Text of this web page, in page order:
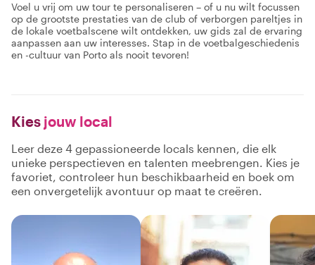
Voel u vrij om uw tour te personaliseren – of u nu wilt focussen
op de grootste prestaties van de club of verborgen pareltjes in
de lokale voetbalscene wilt ontdekken, uw gids zal de ervaring
aanpassen aan uw interesses. Stap in de voetbalgeschiedenis
en -cultuur van Porto als nooit tevoren!
Kies jouw local
Leer deze 4 gepassioneerde locals kennen, die elk
unieke perspectieven en talenten meebrengen. Kies je
favoriet, controleer hun beschikbaarheid en boek om
een onvergetelijk avontuur op maat te creëren.